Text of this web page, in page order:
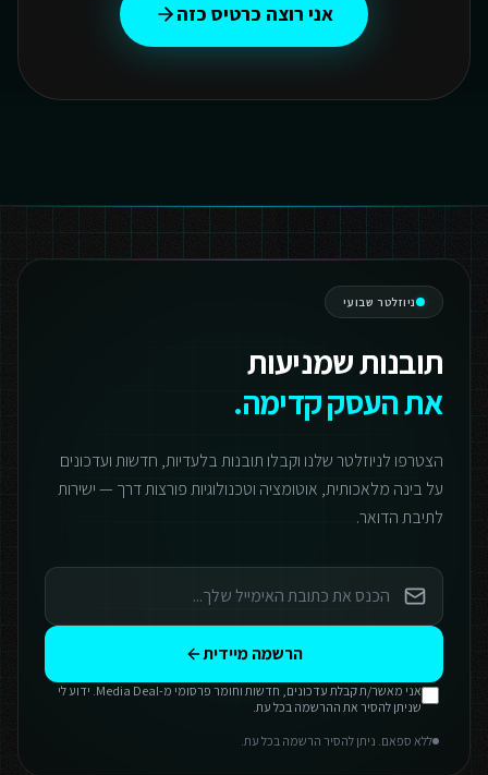
אני רוצה כרטיס כזה
ניוזלטר שבועי
תובנות שמניעות
את העסק קדימה.
הצטרפו לניוזלטר שלנו וקבלו תובנות בלעדיות, חדשות ועדכונים
על בינה מלאכותית, אוטומציה וטכנולוגיות פורצות דרך — ישירות
לתיבת הדואר.
הרשמה מיידית
אני מאשר/ת קבלת עדכונים, חדשות וחומר פרסומי מ-Media Deal. ידוע לי
שניתן להסיר את ההרשמה בכל עת.
ללא ספאם. ניתן להסיר הרשמה בכל עת.